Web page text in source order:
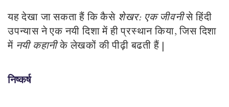
यह देखा जा सकता हैं कि कैसे शेखर: एक जीवनीसे हिंदी
उपन्यास ने एक नयी दिशा में ही प्रस्थान किया, जिस दिशा
में नयी कहानीके लेखकों की पीढ़ी बढती हैं |
निष्कर्ष